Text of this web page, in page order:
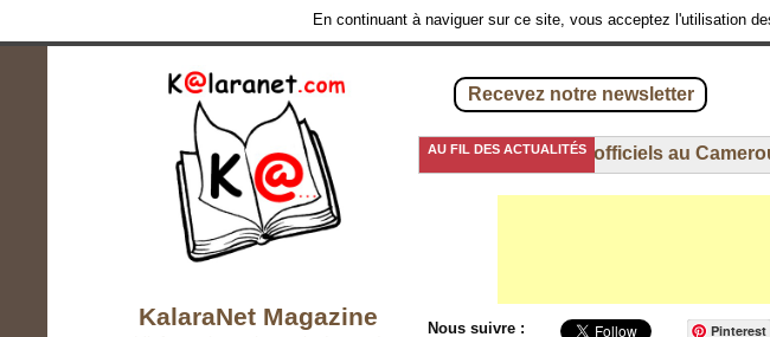
En continuant à naviguer sur ce site, vous acceptez l'utilisation
KalaraNet Magazine
Recevez notre newsletter
AU FIL DES ACTUALITÉS
5 août 2016-Examens officiels au Cameroun
Nous suivre : Pinterest